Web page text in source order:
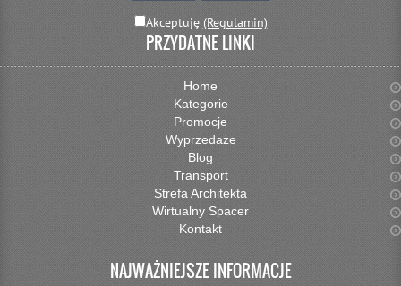
Akceptuję (Regulamin)
PRZYDATNE LINKI
Home
Kategorie
Promocje
Wyprzedaże
Blog
Transport
Strefa Architekta
Wirtualny Spacer
Kontakt
NAJWAŻNIEJSZE INFORMACJE